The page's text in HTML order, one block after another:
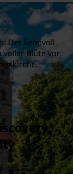
Der liebevoll
Blüte vor